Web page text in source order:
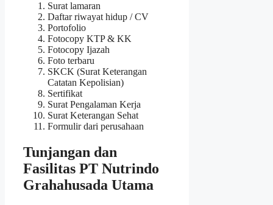
Surat lamaran
Daftar riwayat hidup / CV
Portofolio
Fotocopy KTP & KK
Fotocopy Ijazah
Foto terbaru
SKCK (Surat Keterangan
Catatan Kepolisian)
Sertifikat
Surat Pengalaman Kerja
Surat Keterangan Sehat
Formulir dari perusahaan
Tunjangan dan
Fasilitas PT Nutrindo
Grahahusada Utama